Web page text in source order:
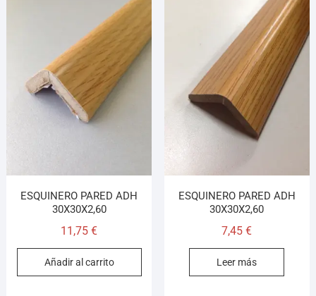
ESQUINERO PARED ADH
30X30X2,60
11,75€
Añadir al carrito
ESQUINERO PARED ADH
30X30X2,60
7,45€
Leer más